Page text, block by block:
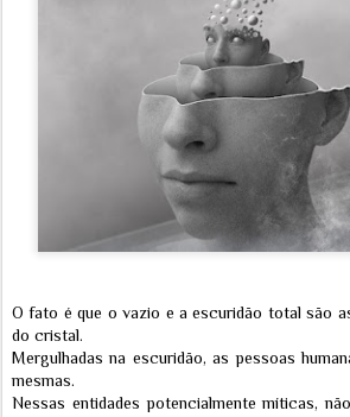
O fato é que o vazio e a escuridão total são
do cristal.
Mergulhadas na escuridão, as pessoas
mesmas.
Nessas entidades potencialmente míticas,